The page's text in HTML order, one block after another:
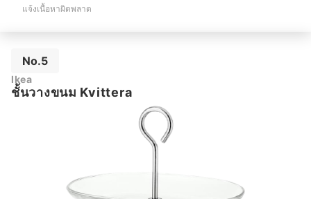
แจ้งเนื้อหาผิดพลาด
No.5
Ikea
ชั้นวางขนม Kvittera